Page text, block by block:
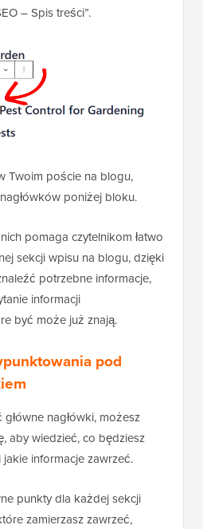
– Spis treści”.
Twoim poście na blogu,
poniżej bloku.
pomaga czytelnikom łatwo
sekcji wpisu na blogu, dzięki
potrzebne informacje,
informacji
być może już znają.
pod
nagłówki, możesz
aby wiedzieć, co będziesz
informacje zawrzeć.
punkty dla każdej sekcji
zamierzasz zawrzeć,